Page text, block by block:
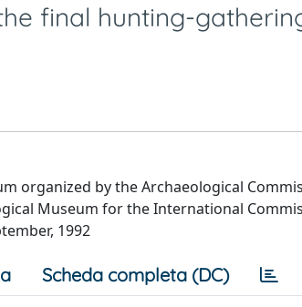
final hunting-
organized by the Archaeological
Museum for the International
1992
Scheda completa (DC)